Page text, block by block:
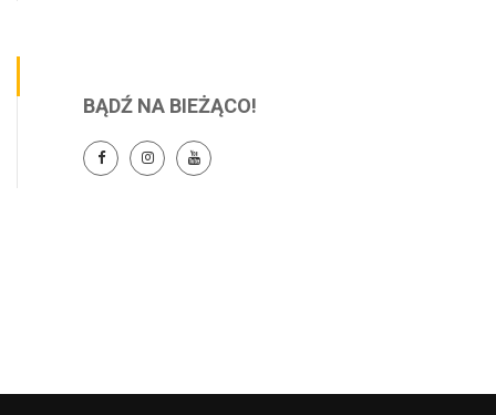
BĄDŹ NA BIEŻĄCO!